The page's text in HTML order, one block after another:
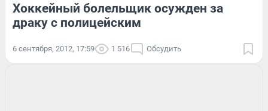
Хоккейный болельщик осужден за
драку с полицейским
6 сентября, 2012, 17:59 1 516 Обсудить